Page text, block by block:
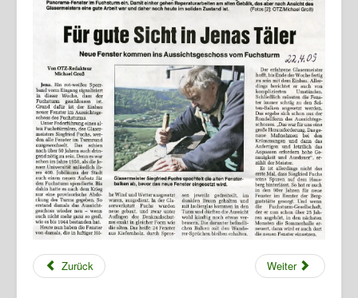
Home
Geschichte
Archiv
Wandern
Verein
Termine
Presse
Fotos
Gasthaus
TBBWG
Ziegenhain
Zurück Weiter